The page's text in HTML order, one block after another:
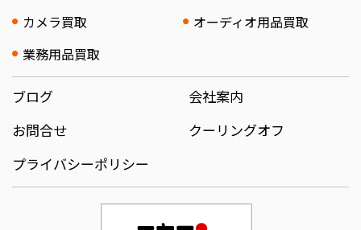
カメラ買取
オーディオ用品買取
業務用品買取
ブログ
会社案内
お問合せ
クーリングオフ
プライバシーポリシー